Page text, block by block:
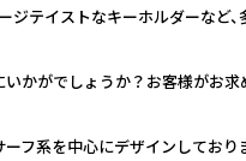
テイストなキーホルダーなど、
かがでしょうか？お客様がお
フ系を中心にデザインしており